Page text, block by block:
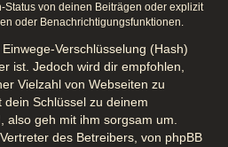
Status von deinen Beiträgen oder explizit
oder Benachrichtigungsfunktionen.
Verschlüsselung (Hash)
ist. Jedoch wird dir empfohlen,
Vielzahl von Webseiten zu
Schlüssel zu deinem
also geh mit ihm sorgsam um.
des Betreibers, von phpBB